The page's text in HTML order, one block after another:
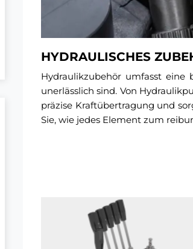
HYDRAULISCHES
Hydraulikzubehör umfasst
unerlässlich sind. Von
präzise Kraftübertragung und
Sie, wie jedes Element zum